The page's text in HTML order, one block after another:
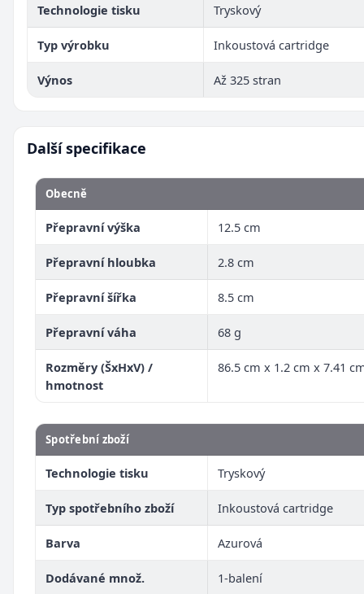
Technologie tisku Tryskový
Typ výrobku Inkoustová cartridge
Výnos Až 325 stran
Další specifikace
Obecně
Přepravní výška 12.5 cm
Přepravní hloubka 2.8 cm
Přepravní šířka 8.5 cm
Přepravní váha 68 g
Rozměry (ŠxHxV) /
hmotnost
86.5 cm x 1.2 cm x 7.41
Spotřební zboží
Technologie tisku Tryskový
Typ spotřebního zboží Inkoustová cartridge
Barva Azurová
Dodávané množ. 1-balení